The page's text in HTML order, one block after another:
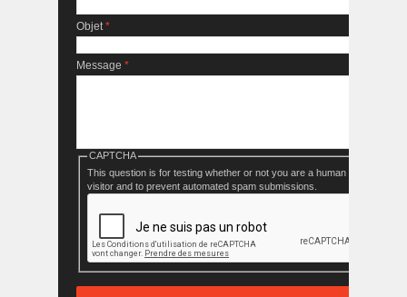
Objet*
Message *
CAPTCHA
This question is for testing whether or not you are a human
visitor and to prevent automated spam submissions.